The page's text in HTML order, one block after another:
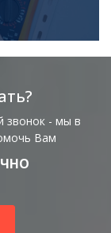
звонок - мы в
Вам